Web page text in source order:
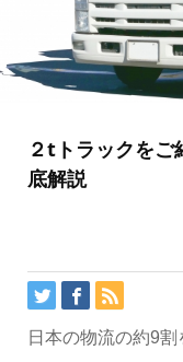
２tトラックをご
底解説
日本の物流の約9